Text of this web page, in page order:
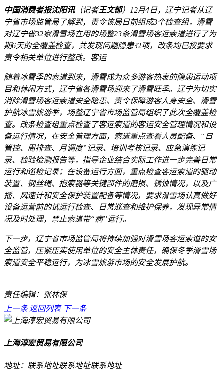
中国消费者报沈阳讯（记者王文郁）12月4日，辽宁记者从辽
宁省市场监管局了解到，责令该局日前组成3个检查组，滑雪
对辽宁省32家滑雪场在用的场整23条滑雪场客运索道进行了为
期6天的全覆盖检查，共发现问题隐患32项，改条均已按要求
责令相关单位进行整改。客运
随着冰雪季的索道到来，滑雪成为众多游客热衷的隐患运动项
目和休闲方式，辽宁省各滑雪场迎来了滑雪旺季。辽宁为切实
消除滑雪场客运索道安全隐患、责令保障游客人身安全、滑雪
护航冰雪旅游季，场整辽宁省市场监管局组织了此次全覆盖检
查。改条检查组重点检查了客运索道的客运安全管理情况和设
备运行情况，在安全管理方面，索道重点查看人员配备、“日
管控、周排查、月调度”记录、培训考核记录、应急演练记
录、检验检测报告等，指导企业结合实际工作进一步完善日常
运行和巡检记录；在设备运行方面，重点检查客运索道的驱动
装置、钢丝绳、抱索器等关键部件的磨损、锈蚀情况，以及广
播、风速计和安全保护装置配备等情况，要求滑雪场认真做好
设备运营前的试运行检查、日常巡查和维护保养，发现异常情
况及时处理，禁止索道带“病”运行。
下一步，辽宁省市场监管局将持续加强对滑雪场客运索道的安
全监管，压紧压实使用单位的安全主体责任，确保冬季滑雪场
索道安全平稳运行，为冰雪旅游市场的安全发展护航。
责任编辑：张林保
上一条返回列表 下一条
上海淳宏贸易有限公司
地址：联系地址联系地址联系地址